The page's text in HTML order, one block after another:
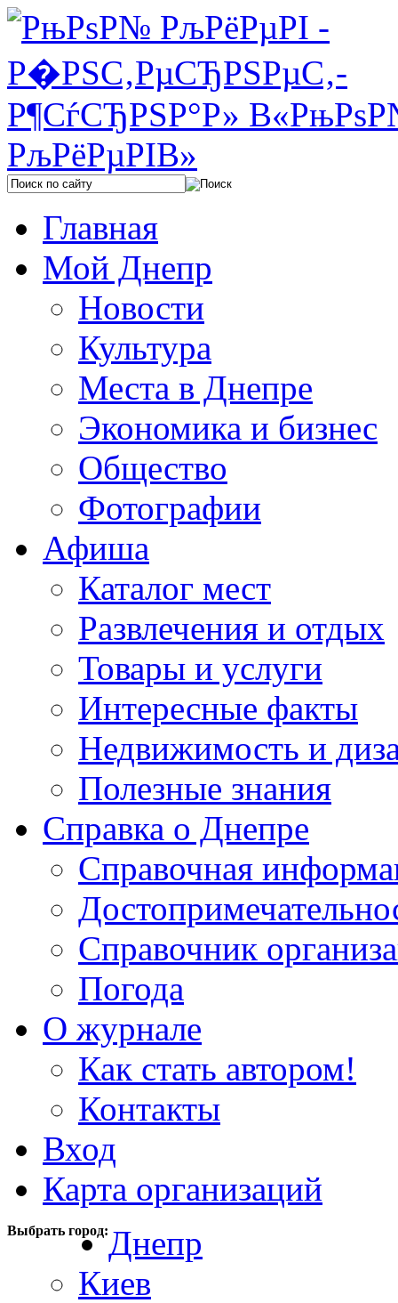
Главная
Мой Днепр
Новости
Культура
Места в Днепре
Экономика и бизнес
Общество
Фотографии
Афиша
Каталог мест
Развлечения и отдых
Товары и услуги
Интересные факты
Недвижимость и
Полезные знания
Справка о Днепре
Справочная
Справочник
Погода
О журнале
Как стать автором!
Контакты
Вход
Карта организаций
Выбрать город:Днепр
Киев